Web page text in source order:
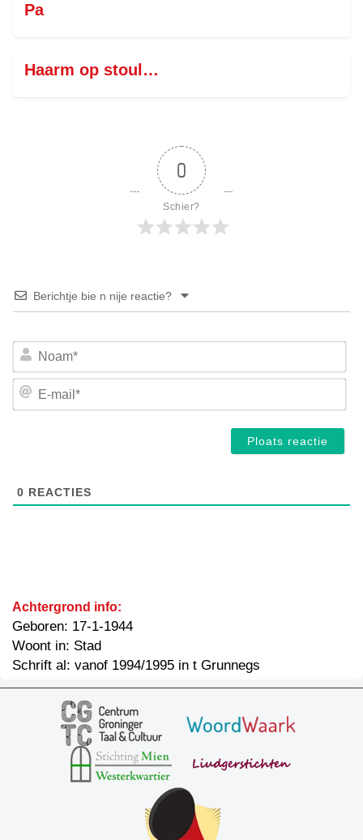
Pa
Haarm op stoul…
0
Schier?
Berichtje bie n nije reactie?
E-
0 REACTIES
Achtergrond info:
Geboren: 17-1-1944
Woont in: Stad
Schrift al: vanof 1994/1995 in t Grunnegs